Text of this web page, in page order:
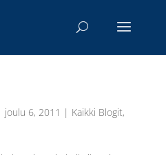
joulu 6, 2011 | Kaikki Blogit,